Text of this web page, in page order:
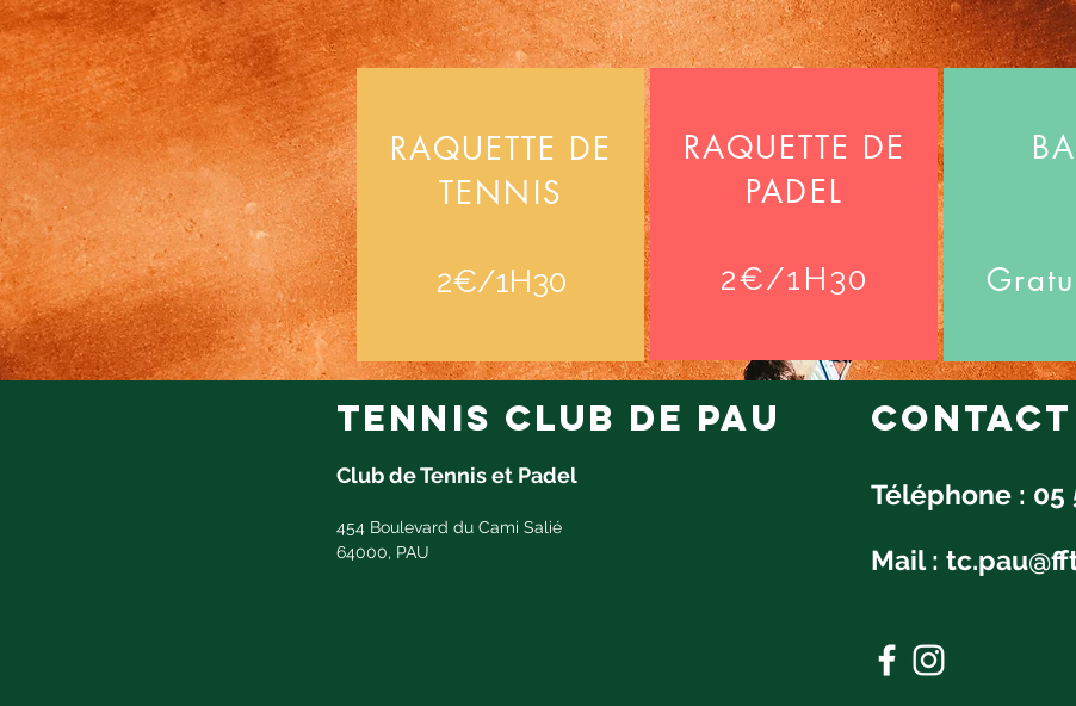
RAQUETTE DE
TENNIS
2€/1H30
RAQUETTE DE
PADEL
2€/1H30
tennis club de pau
Club de Tennis et Padel
454 Boulevard du Cami Salié
64000, PAU
Contact
Téléphone : 05
Mail :